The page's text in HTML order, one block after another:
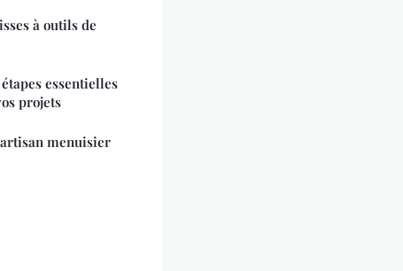
à outils de
essentielles
projets
menuisier